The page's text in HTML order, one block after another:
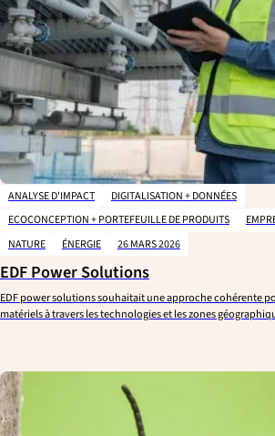
ANALYSE D'IMPACT
DIGITALISATION + DONNÉES
ECOCONCEPTION + PORTEFEUILLE DE PRODUITS
NATURE
ÉNERGIE 26 MARS 2026
EDF Power Solutions
EDF power solutions souhaitait une approche cohérente
matériels à travers les technologies et les zones